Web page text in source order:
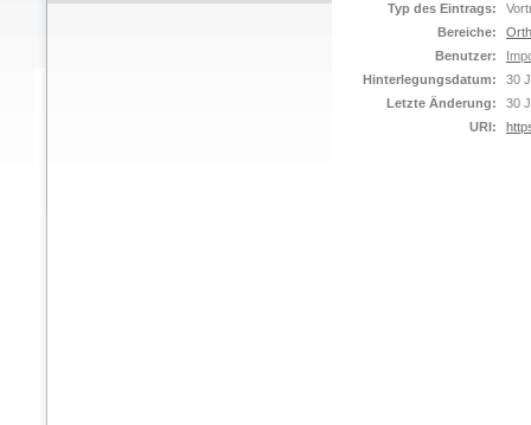
Typ des Eintrags:
Bereiche:
Benutzer:
Hinterlegungsdatum:
30
Letzte Änderung:
30
URI: